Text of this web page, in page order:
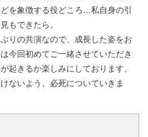
を象徴する役どころ…私自身の引
もできたら。
りの共演なので、成長した姿をお
今回初めてご一緒させていただき
起きるか楽しみにしております。
ないよう、必死についていきま